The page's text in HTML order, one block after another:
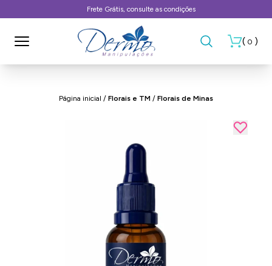
Frete Grátis, consulte as condições
( 0 )
Página inicial / Florais e TM / Florais de Minas